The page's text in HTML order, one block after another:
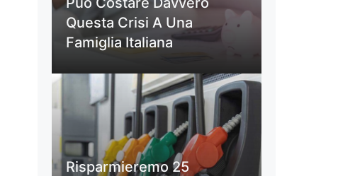
Questa Crisi A Una
Famiglia Italiana
Risparmieremo 25